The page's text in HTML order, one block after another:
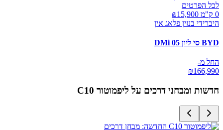
לכל הפרטים
0 ק"מ ₪
15,900
היברידי בנזין פלאג אין
BYD סי ליון 05 DMi
החל מ-
₪166,990
חדשות ומבחני דרכים על ליפמוטור C10